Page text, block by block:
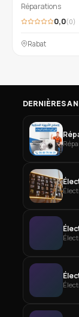
Réparations
0,0(0)
Rabat
DERNIÈRES